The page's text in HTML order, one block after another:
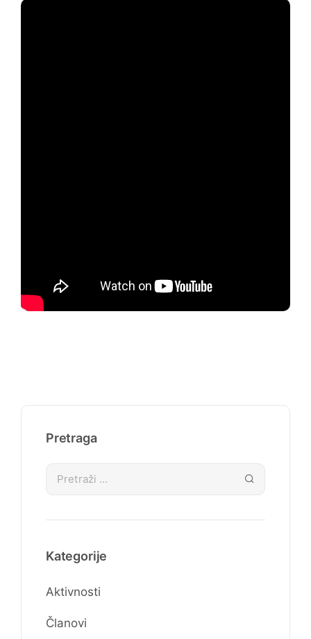
Pretraga
Kategorije
Aktivnosti
Članovi